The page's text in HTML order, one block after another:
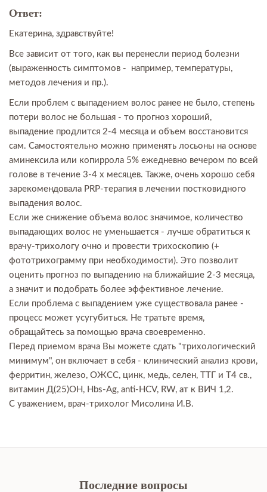
Ответ:
Екатерина, здравствуйте!
Все зависит от того, как вы перенесли период болезни
(выраженность симптомов - например, температуры,
методов лечения и пр.).
Если проблем с выпадением волос ранее не было, степень
потери волос не большая - то прогноз хороший,
выпадение продлится 2-4 месяца и объем восстановится
сам. Самостоятельно можно применять лосьоны на основе
аминексила или копиррола 5% ежедневно вечером по всей
голове в течение 3-4 х месяцев. Также, очень хорошо себя
зарекомендовала PRP-терапия в лечении постковидного
выпадения волос.
Если же снижение объема волос значимое, количество
выпадающих волос не уменьшается - лучше обратиться к
врачу-трихологу очно и провести трихоскопию (+
фототрихограмму при необходимости). Это позволит
оценить прогноз по выпадению на ближайшие 2-3 месяца,
а значит и подобрать более эффективное лечение.
Если проблема с выпадением уже существовала ранее -
процесс может усугубиться. Не тратьте время,
обращайтесь за помощью врача своевременно.
Перед приемом врача Вы можете сдать "трихологический
минимум", он включает в себя - клинический анализ крови,
ферритин, железо, ОЖСС, цинк, медь, селен, ТТГ и Т4 св.,
витамин Д(25)ОН, Hbs-Ag, anti-HCV, RW, ат к ВИЧ 1,2.
С уважением, врач-трихолог Мисолина И.В.
Последние вопросы